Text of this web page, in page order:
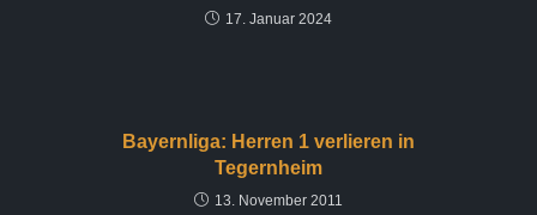
17. Januar 2024
Bayernliga: Herren 1 verlieren in
Tegernheim
13. November 2011